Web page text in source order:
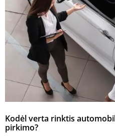
Kodėl verta rinktis
pirkimo?